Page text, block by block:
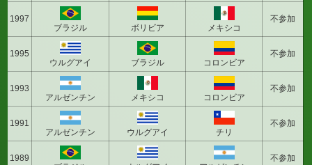
1997
ブラジル
ボリビア メキシコ
不参加
1995
ウルグアイ
ブラジル コロンビア
不参加
1993
アルゼンチン
メキシコ コロンビア
不参加
1991
アルゼンチン
ウルグアイ チリ
不参加
1989
不参加